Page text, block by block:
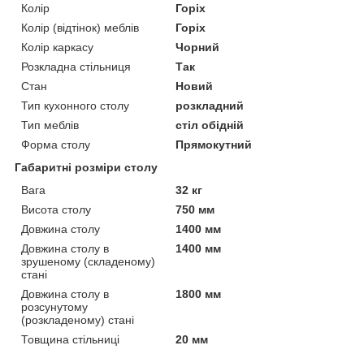
Колір
Горіх
Колір (відтінок) меблів
Горіх
Колір каркасу
Чорний
Розкладна стільниця
Так
Стан
Новий
Тип кухонного столу
розкладний
Тип меблів
стіл обідній
Форма столу
Прямокутний
Габаритні розміри столу
Вага
32 кг
Висота столу
750 мм
Довжина столу
1400 мм
Довжина столу в
зрушеному (складеному)
стані
1400 мм
Довжина столу в
розсунутому
(розкладеному) стані
1800 мм
Товщина стільниці
20 мм